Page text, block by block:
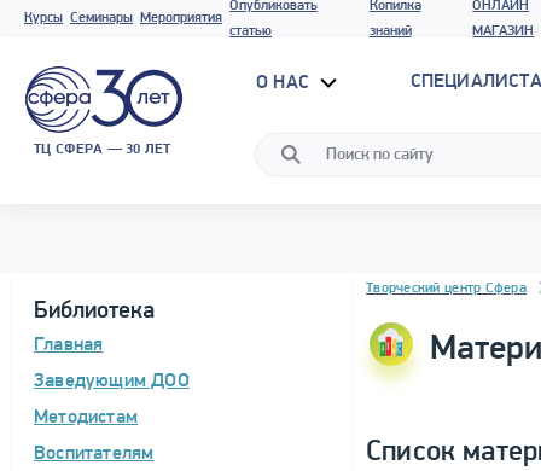
Курсы Семинары Мероприятия
Опубликовать
статью
Копилка
знаний
ОНЛАЙН
МАГАЗИН
ТЦ СФЕРА — 30 ЛЕТ
О НАС
Библиотека
Главная
Заведующим ДОО
Методистам
Воспитателям
Блок новостей
Творческий центр Сфера
Список